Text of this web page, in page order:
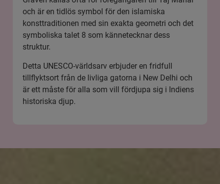
och är en tidlös symbol för den islamiska
konsttraditionen med sin exakta geometri och det
symboliska talet 8 som kännetecknar dess
struktur.
Detta UNESCO-världsarv erbjuder en fridfull
tillflyktsort från de livliga gatorna i New Delhi och
är ett måste för alla som vill fördjupa sig i Indiens
historiska djup.